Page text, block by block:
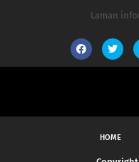
Laman
HOME